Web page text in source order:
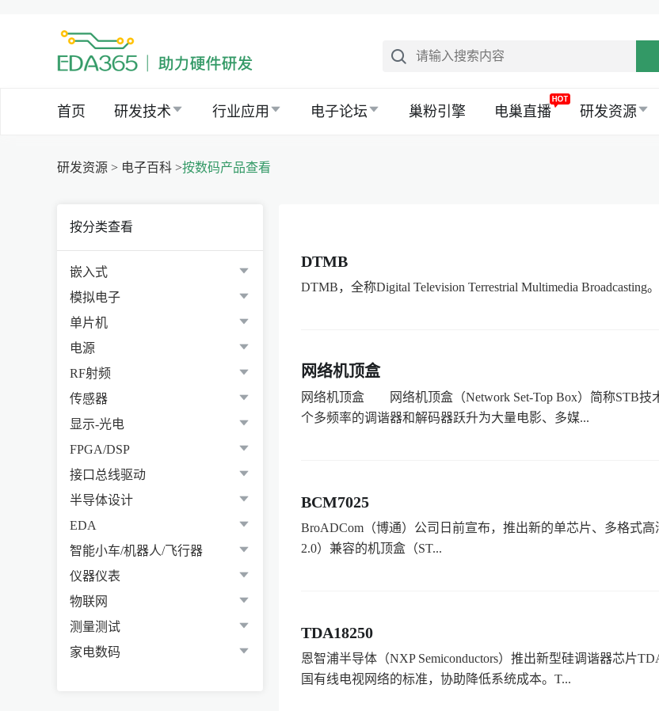
首页 研发技术 行业应用 电子论坛 巢粉引擎 电巢直播 研发资源
研发资源 > 电子百科 >按数码产品查看
按分类查看
嵌入式
模拟电子
单片机
电源
RF射频
传感器
显示-光电
FPGA/DSP
接口总线驱动
半导体设计
EDA
智能小车/机器人/飞行器
仪器仪表
物联网
测量测试
家电数码
DTMB
DTMB，全称Digital Television Terrestrial Multimedia Broadcasting
网络机顶盒
网络机顶盒 网络机顶盒（Network Set-Top Box）简称STB技
个多频率的调谐器和解码器跃升为大量电影、多媒...
BCM7025
BroADCom（博通）公司日前宣布，推出新的单芯片、多格式高
2.0）兼容的机顶盒（ST...
TDA18250
恩智浦半导体（NXP Semiconductors）推出新型硅调谐器芯片
国有线电视网络的标准，协助降低系统成本。T...